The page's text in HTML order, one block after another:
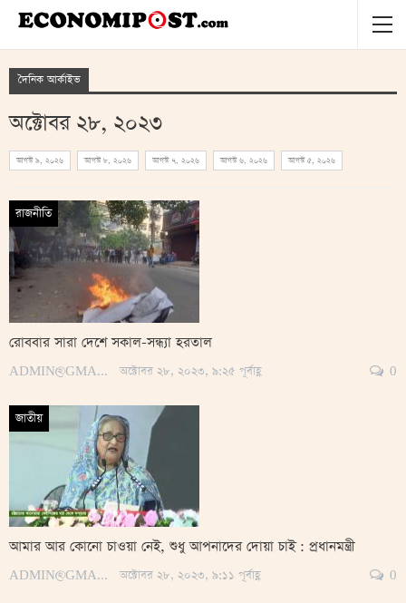
দৈনিক আর্কাইভ
অক্টোবর ২৮, ২০২৩
আগস্ট ৯, ২০২৬ আগস্ট ৮, ২০২৬ আগস্ট ৭, ২০২৬ আগস্ট ৬, ২০২৬ আগস্ট ৫, ২০২৬
রাজনীতি
রোববার সারা দেশে সকাল-সন্ধ্যা হরতাল
ADMIN@GMAIL.COM অক্টোবর ২৮, ২০২৩, ৯:২৫ পূর্বাহ্ণ 0
জাতীয়
আমার আর কোনো চাওয়া নেই, শুধু আপনাদের দোয়া চাই : প্রধানমন্ত্রী
ADMIN@GMAIL.COM অক্টোবর ২৮, ২০২৩, ৯:১১ পূর্বাহ্ণ 0